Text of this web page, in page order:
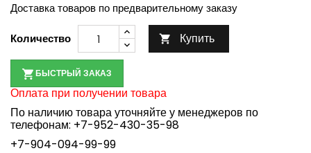
Доставка товаров по предварительному заказу
Количество  Купить
БЫСТРЫЙ ЗАКАЗ
Оплата при получении товара
По наличию товара уточняйте у менеджеров по
телефонам: +7-952-430-35-98
+7-904-094-99-99